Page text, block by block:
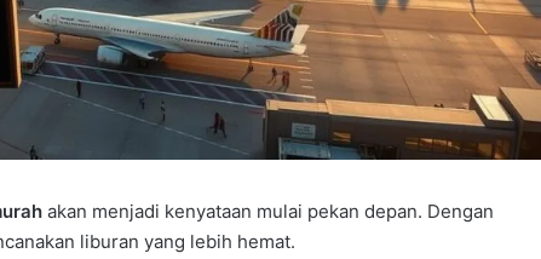
akan menjadi kenyataan mulai pekan depan. Dengan
liburan yang lebih hemat.